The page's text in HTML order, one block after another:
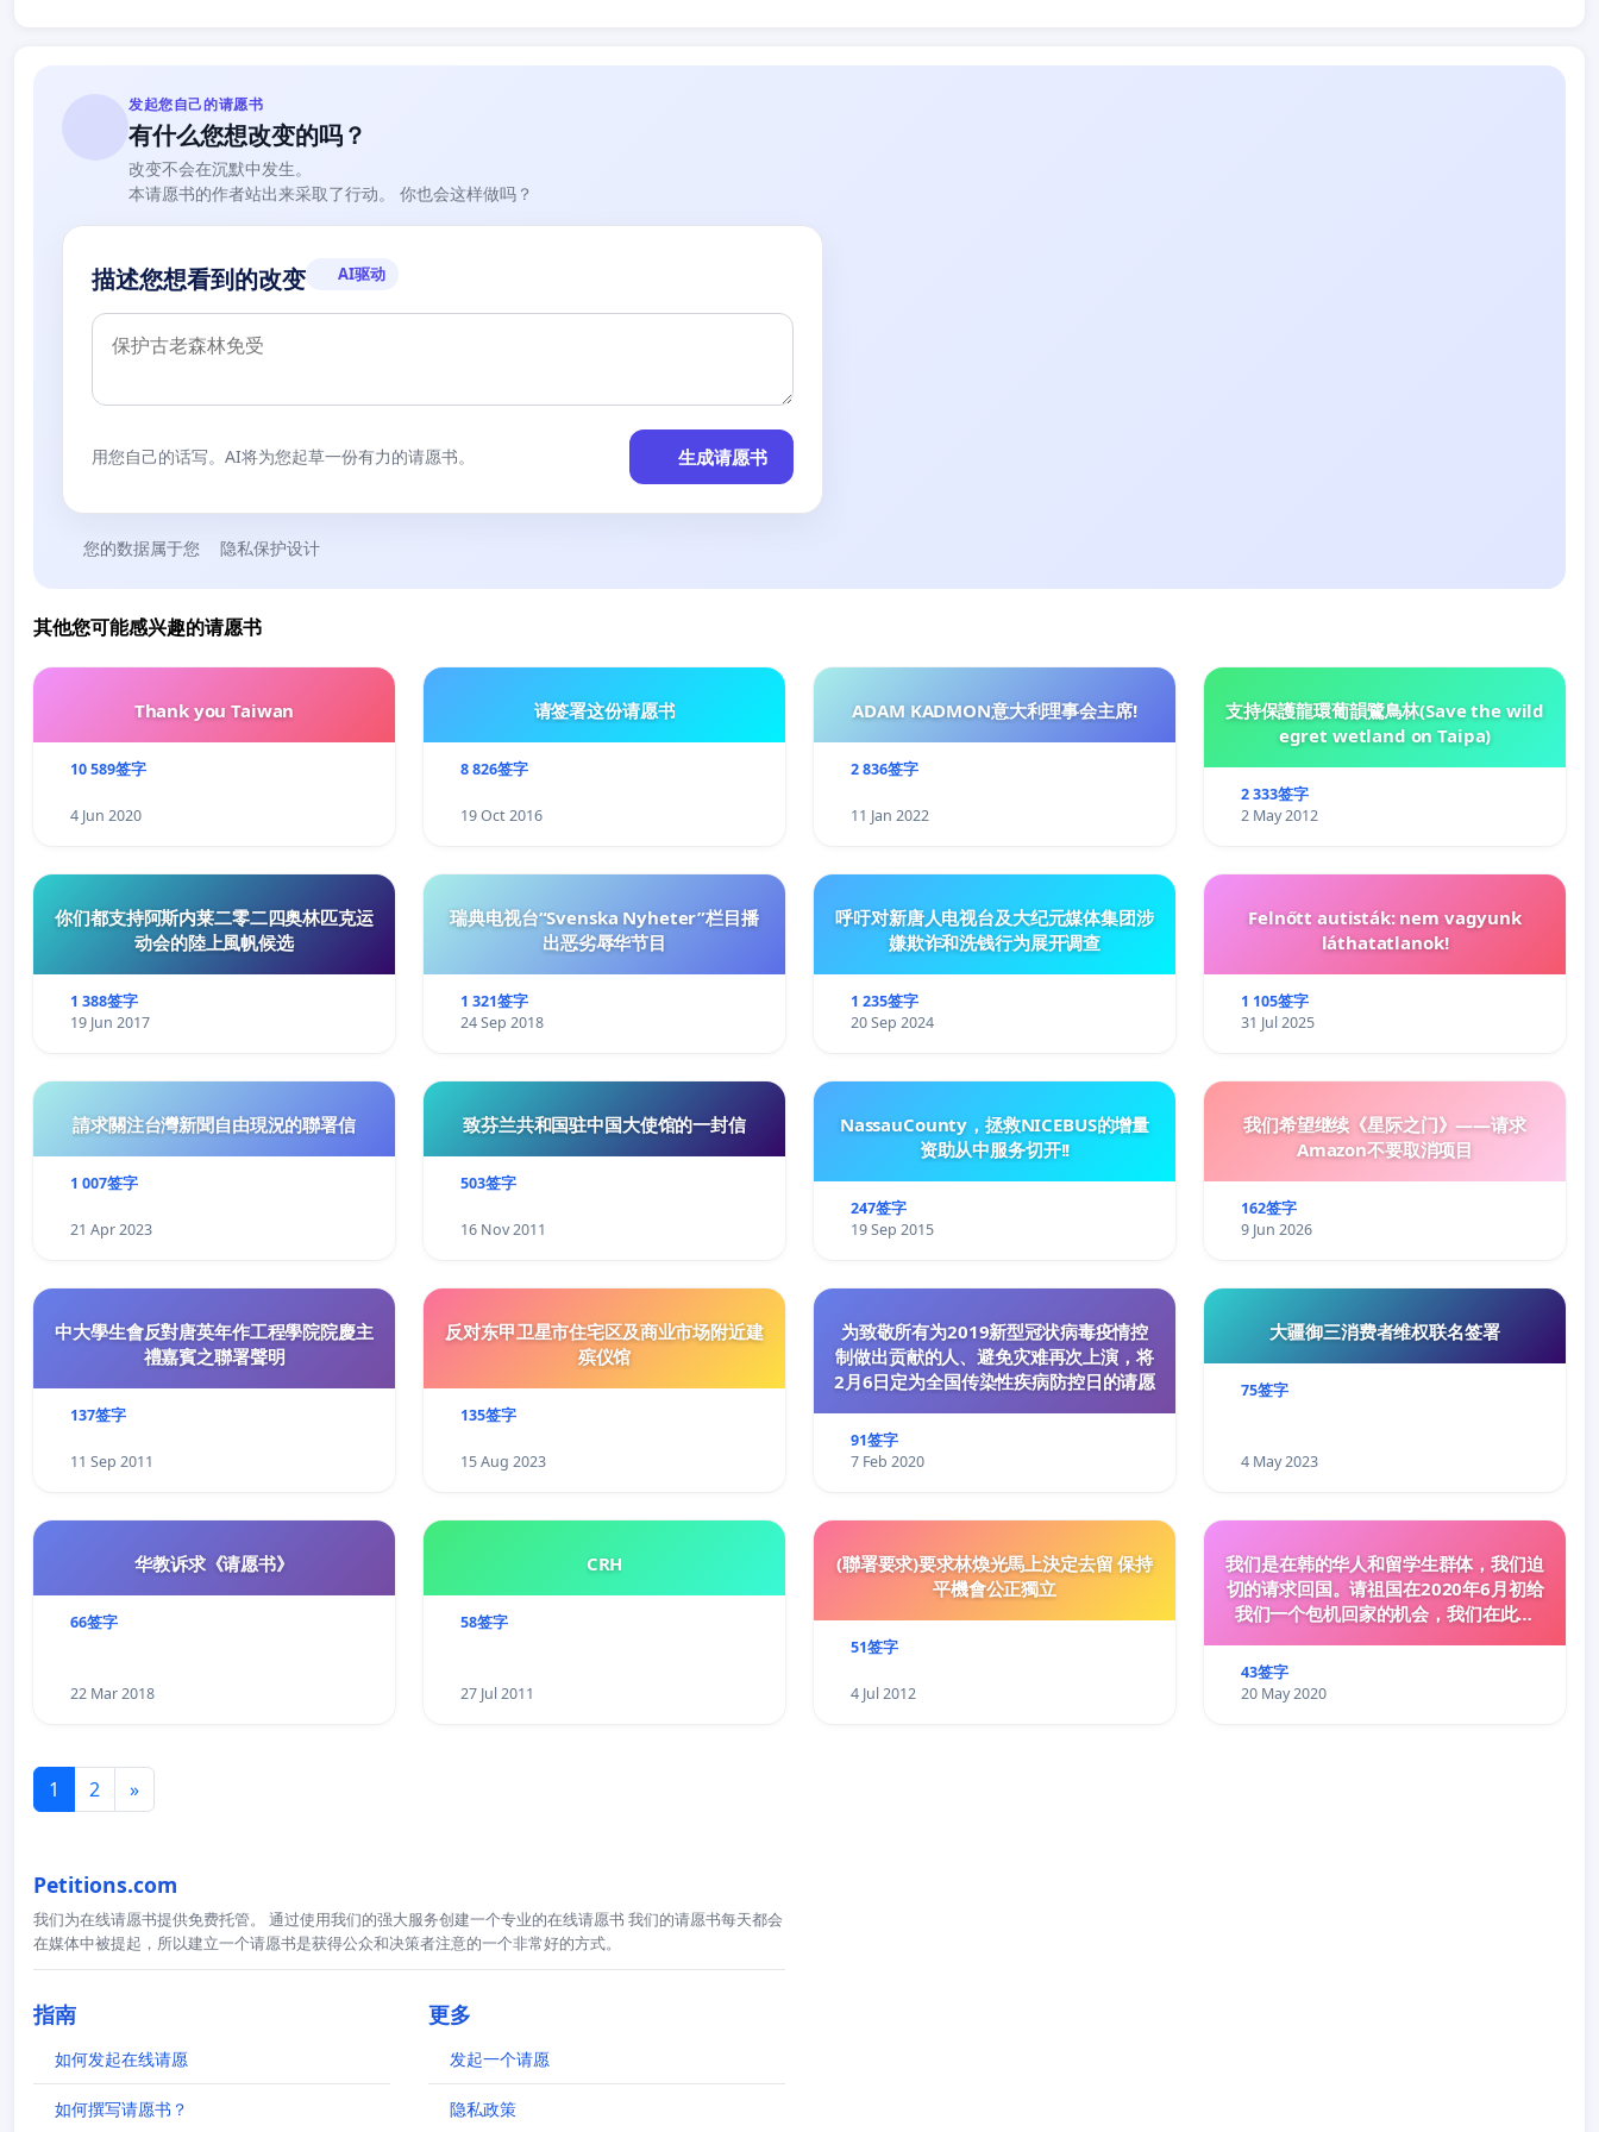
发起您自己的请愿书
有什么您想改变的吗？
改变不会在沉默中发生。
本请愿书的作者站出来采取了行动。 你也会这样做吗？
描述您想看到的改变 AI驱动
用您自己的话写。AI将为您起草一份有力的请愿书。 生成请愿书
您的数据属于您 隐私保护设计
其他您可能感兴趣的请愿书
Thank you Taiwan
10 589签字
4 Jun 2020
请签署这份请愿书
8 826签字
19 Oct 2016
ADAM KADMON意大利理事会主席!
2 836签字
11 Jan 2022
支持保護龍環葡韻鷺鳥林(Save the wild
egret wetland on Taipa)
2 333签字
2 May 2012
你们都支持阿斯内莱二零二四奥林匹克运
动会的陸上風帆候选
1 388签字
19 Jun 2017
瑞典电视台“Svenska Nyheter”栏目播
出恶劣辱华节目
1 321签字
24 Sep 2018
呼吁对新唐人电视台及大纪元媒体集团涉
嫌欺诈和洗钱行为展开调查
1 235签字
20 Sep 2024
Felnőtt autisták: nem vagyunk
láthatatlanok!
1 105签字
31 Jul 2025
請求關注台灣新聞自由現況的聯署信
1 007签字
21 Apr 2023
致芬兰共和国驻中国大使馆的一封信
503签字
16 Nov 2011
NassauCounty，拯救NICEBUS的增量
资助从中服务切开!!
247签字
19 Sep 2015
我们希望继续《星际之门》——请求
Amazon不要取消项目
162签字
9 Jun 2026
中大學生會反對唐英年作工程學院院慶主
禮嘉賓之聯署聲明
137签字
11 Sep 2011
反对东甲卫星市住宅区及商业市场附近建
殡仪馆
135签字
15 Aug 2023
为致敬所有为2019新型冠状病毒疫情控
制做出贡献的人、避免灾难再次上演，将
2月6日定为全国传染性疾病防控日的请愿
91签字
7 Feb 2020
大疆御三消费者维权联名签署
75签字
4 May 2023
华教诉求《请愿书》
66签字
22 Mar 2018
CRH
58签字
27 Jul 2011
(聯署要求)要求林煥光馬上決定去留 保持
平機會公正獨立
51签字
4 Jul 2012
我们是在韩的华人和留学生群体，我们迫
切的请求回国。请祖国在2020年6月初给
我们一个包机回家的机会，我们在此请
43签字
20 May 2020
1 2 »
Petitions.com
我们为在线请愿书提供免费托管。 通过使用我们的强大服务创建一个专业的在线请愿书 我们的请愿书每天都会
在媒体中被提起，所以建立一个请愿书是获得公众和决策者注意的一个非常好的方式。
指南
如何发起在线请愿
如何撰写请愿书？
更多
发起一个请愿
隐私政策